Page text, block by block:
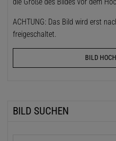
ACHTUNG: Das Bild wird erst
freigeschaltet.
BILD
BILD SUCHEN